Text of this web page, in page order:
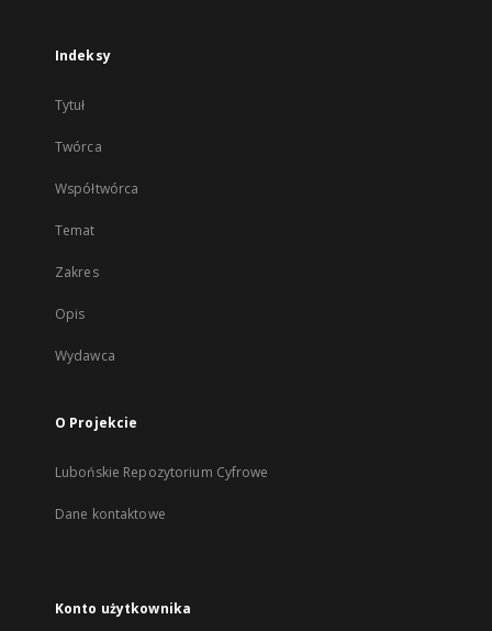
Indeksy
Tytuł
Twórca
Współtwórca
Temat
Zakres
Opis
Wydawca
O Projekcie
Lubońskie Repozytorium Cyfrowe
Dane kontaktowe
Konto użytkownika